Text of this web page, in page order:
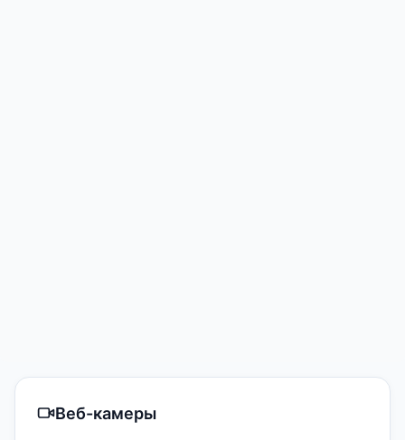
Веб-камеры